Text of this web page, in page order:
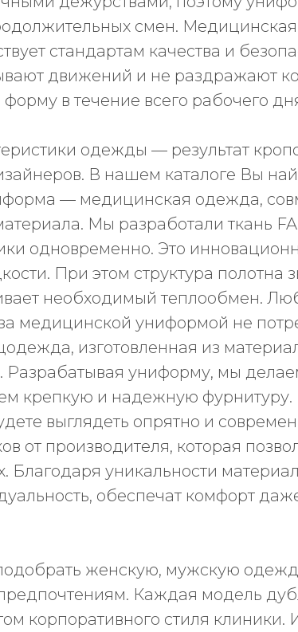
смен.
стандартам качества и
движений и не раздражают
в течение всего рабочего
одежды — результат
В нашем каталоге Вы
— медицинская одежда,
Мы разработали ткань
одновременно. Это
При этом структура полотна
необходимый теплообмен.
медицинской униформой не
изготовленная из
Разрабатывая униформу, мы
крепкую и надежную
выглядеть опрятно и
от производителя, которая
Благодаря уникальности
обеспечат комфорт
женскую, мужскую
Каждая модель
корпоративного стиля клиники.